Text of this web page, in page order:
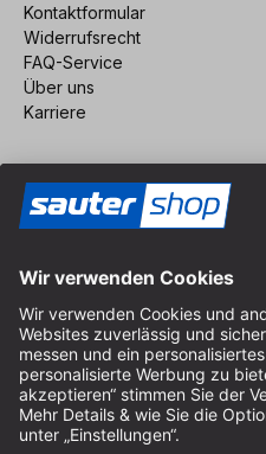
Kontaktformular
Widerrufsrecht
FAQ-Service
Über uns
Karriere
Impressum
AGB
Datenschutz
Cookie-Einstellungen